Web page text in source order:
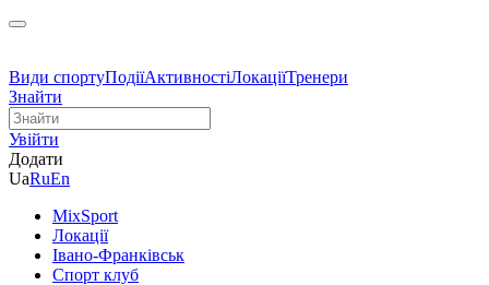
Види спортуПодіїАктивностіЛокаціїТренери
Знайти
Увійти
Додати
UaRuEn
MixSport
Локації
Івано-Франківськ
Спорт клуб